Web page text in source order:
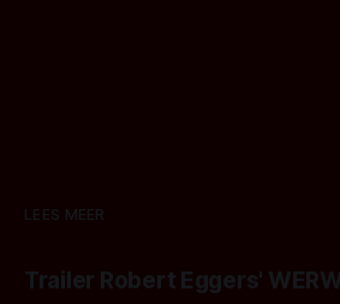
LEES MEER
Trailer Robert Eggers'